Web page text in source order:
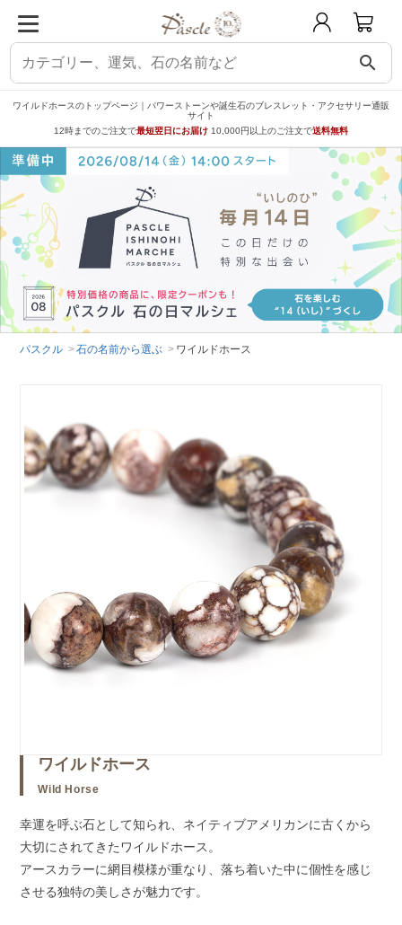
search
ワイルドホースのトップページ｜パワーストーンや誕生石のブレスレット・アクセサリー通販
サイト
12時までのご注文で最短翌日にお届け 10,000円以上のご注文で送料無料
パスクル 石の名前から選ぶ ワイルドホース
ワイルドホース
Wild Horse
幸運を呼ぶ石として知られ、ネイティブアメリカンに古くから
大切にされてきたワイルドホース。
アースカラーに網目模様が重なり、落ち着いた中に個性を感じ
させる独特の美しさが魅力です。